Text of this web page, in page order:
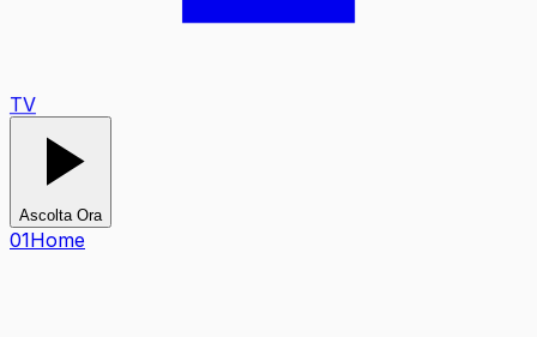
Ascolta Ora
01Home